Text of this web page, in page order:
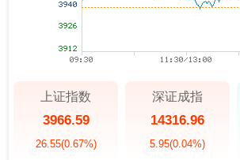
上证指数
3966.59
26.55(0.67%)
深证成指
14316.96
5.95(0.04%)